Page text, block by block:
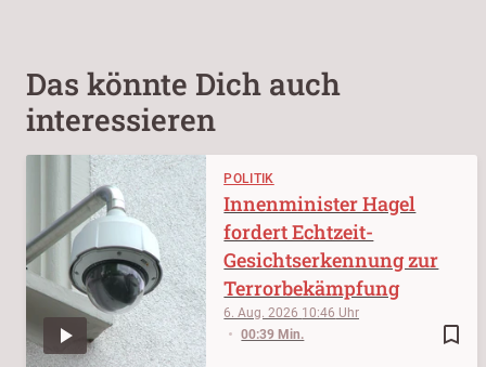
Das könnte Dich auch
interessieren
POLITIK
bookmark_border
6. Aug. 2026 10:46
00:39 Min.
Innenminister Hagel
fordert Echtzeit-
Gesichtserkennung zur
Terrorbekämpfung